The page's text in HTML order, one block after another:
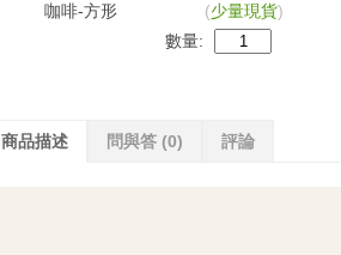
咖啡-方形 (少量現貨)
數量:
商品描述 問與答 (0) 評論